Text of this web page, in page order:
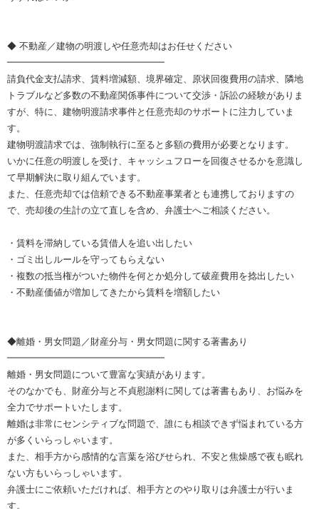
◆ 不動産／建物の明渡しや任意売却はお任せください
━━━━━━━━━━━━━━━━━
請負代金支払請求、賃料増減額、境界確定、原状回復費用の請求、隣地
トラブルなど多数の不動産関係事件について交渉・訴訟の経験がありま
すが、特に、建物明渡請求事件と任意売却のサポートに注力していま
す。
建物明渡請求では、強制執行に至ると多額の費用が必要となります。
いかに任意の明渡しを受け、キャッシュフローを回復させるかを意識し
て早期解決に取り組んでいます。
また、任意売却では信頼できる不動産事業者とも連携しておりますの
で、売却後の生計の立て直しを含め、弁護士へご相談ください。
・賃料を滞納している賃借人を追い出したい
・ゴミ出しルールを守ってもらえない
・複数の抵当権がついた物件を何とか処分して破産費用を捻出したい
・不動産価値が増加してきたから賃料を増額したい
◆離婚・男女問題／財産分与・男女問題に関する著書あり
━━━━━━━━━━━━━━━━━
離婚・男女問題について豊富な実績があります。
そのなかでも、財産分与と不貞慰謝料に関しては著書もあり、お悩みを
全力でサポートいたします。
離婚は非常にセンシティブな問題で、誰にも相談できず悩まれている方
が多くいらっしゃいます。
また、相手方から感情的な言葉を浴びせられ、不安と焦燥感で夜も眠れ
ない方もいらっしゃいます。
弁護士にご依頼いただければ、相手方とのやり取りは弁護士が行いま
す。